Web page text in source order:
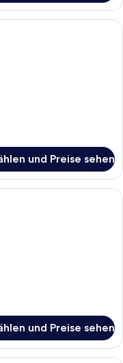
Schreibtisch,
und Preise sehen
mit Bett, weißer
und Preise sehen